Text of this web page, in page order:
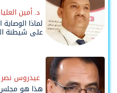
د. أمين
لماذا
على شيطنة
عيدروس نصر
هذا هو مجلس